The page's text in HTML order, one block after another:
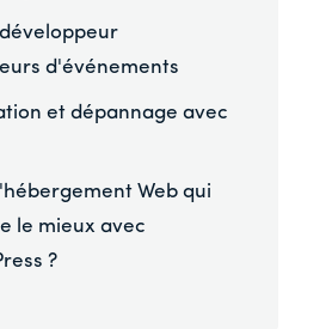
d'événements
et dépannage avec
Web qui
le mieux avec
?